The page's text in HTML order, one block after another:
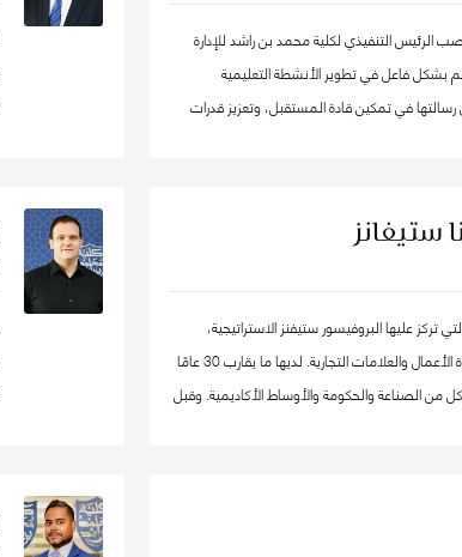
الرئيس التنفيذي لكلية محمد بن راشد للإدارة
2013، حيث ساهم بشكل فاعل في تطوير الأنشطة التعليمية
رسالتها في تمكين قادة المستقبل، وتعزيز قدرات
ستيفانز
عليها البروفيسور ستيفنز الاستراتيجية،
والحكومة الرشيقة، وإدارة الأزمات وريادة الأعمال والعلامات التجارية. لديها ما يقارب 30 عامًا
من الصناعة والحكومة والأوساط الأكاديمية. وقبل
، حيث تولت منصب نائب العميد ومدير